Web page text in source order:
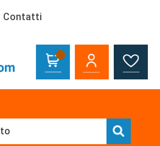
Contatti